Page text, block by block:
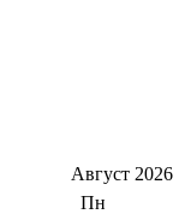
Август 2026
Пн